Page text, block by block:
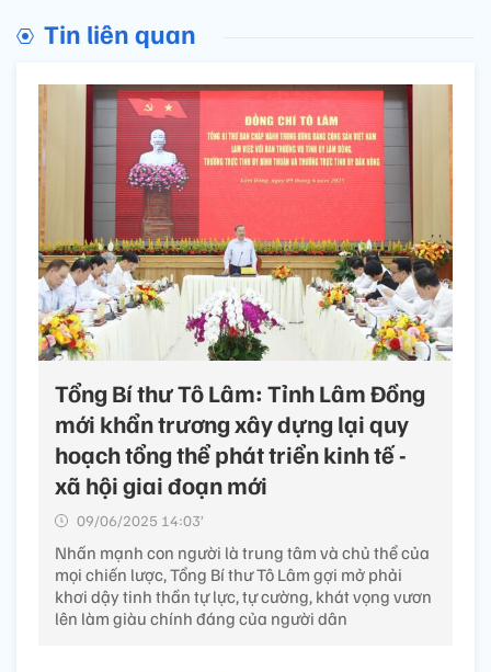
Tin liên quan
Tổng Bí thư Tô Lâm: Tỉnh Lâm Đồng
mới khẩn trương xây dựng lại quy
hoạch tổng thể phát triển kinh tế -
xã hội giai đoạn mới
09/06/2025 14:03’
Nhấn mạnh con người là trung tâm và chủ thể của
mọi chiến lược, Tổng Bí thư Tô Lâm gợi mở phải
khơi dậy tinh thần tự lực, tự cường, khát vọng vươn
lên làm giàu chính đáng của người dân